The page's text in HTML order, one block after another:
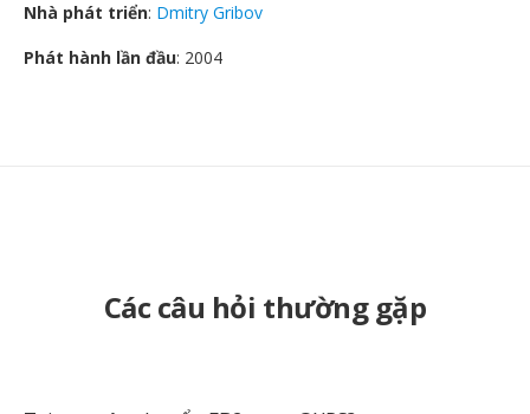
Nhà phát triển: Dmitry Gribov
Phát hành lần đầu: 2004
Các câu hỏi thường gặp